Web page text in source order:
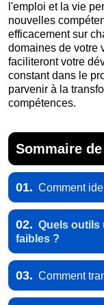
l'emploi et la vie
nouvelles
efficacement sur
domaines de votre
faciliteront votre
constant dans le
parvenir à la
compétences.
Sommaire
01. Comment
02. Quels outils
faibles ?
03. Comment